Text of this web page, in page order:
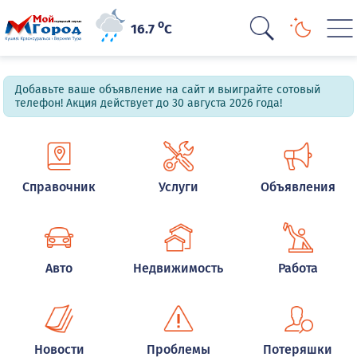
16.7oC
Добавьте ваше объявление на сайт и выиграйте сотовый
телефон! Акция действует до 30 августа 2026 года!
Справочник Услуги Объявления
Авто Недвижимость Работа
Новости Проблемы Потеряшки